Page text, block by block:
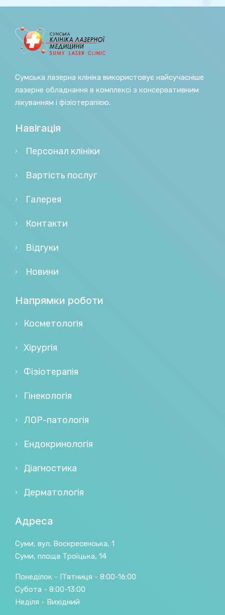
Сумська лазерна клініка використовує найсучасніше
лазерне обладнання в комплексі з консервативним
лікуванням і фізіотерапією.
Навігація
Персонал клініки
Вартість послуг
Галерея
Контакти
Відгуки
Новини
Напрямки роботи
Косметологія
Хірургія
Фізіотерапія
Гінекологія
ЛОР-патологія
Ендокринологія
Діагностика
Дерматологія
Адреса
Суми, вул. Воскресенська, 1
Суми, площа Троїцька, 14
Понеділок - П'ятниця - 8:00-16:00
Субота - 8:00-13:00
Неділя - Вихідний